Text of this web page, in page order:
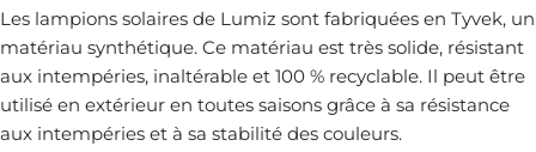
Les lampions solaires de Lumiz sont fabriquées en Tyvek, un
matériau synthétique. Ce matériau est très solide, résistant
aux intempéries, inaltérable et 100 % recyclable. Il peut être
utilisé en extérieur en toutes saisons grâce à sa résistance
aux intempéries et à sa stabilité des couleurs.